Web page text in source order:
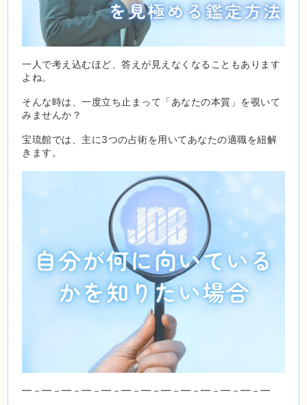
一人で考え込むほど、答えが見えなくなることもあります
よね。
そんな時は、一度立ち止まって「あなたの本質」を覗いて
みませんか？
宝琉館では、主に3つの占術を用いてあなたの適職を紐解
きます。
━－━－━－━－━－━－━－━－━－━－━－━－━